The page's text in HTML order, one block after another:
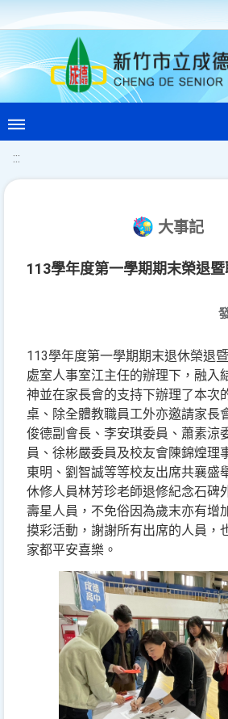
:::
大事記
113學年度第一學期期末榮退
113學年度第一學期期末退休榮退
處室人事室江主任的辦理下，融入
神並在家長會的支持下辦理了本次
桌、除全體教職員工外亦邀請家長
俊德副會長、李安琪委員、蕭素涼
員、徐彬嚴委員及校友會陳錦煌理
東明、劉智誠等等校友出席共襄盛
休修人員林芳珍老師退修紀念石碑
壽星人員，不免俗因為歲末亦有增
摸彩活動，謝謝所有出席的人員，
家都平安喜樂。